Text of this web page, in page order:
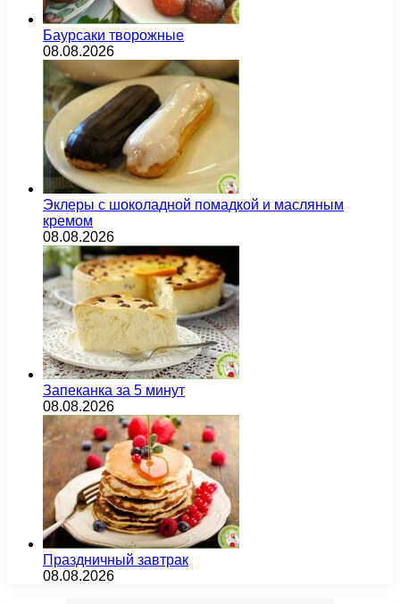
Баурсаки творожные
08.08.2026
Эклеры с шоколадной помадкой и масляным
кремом
08.08.2026
Запеканка за 5 минут
08.08.2026
Праздничный завтрак
08.08.2026